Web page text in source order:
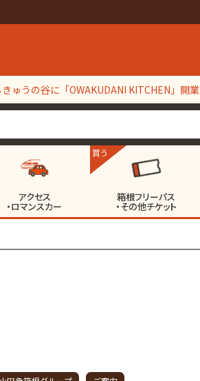
ゅうの谷に「OWAKUDANI KITCHEN」開業
アクセス
・ロマンスカー
買う
箱根フリーパス
・その他チケット